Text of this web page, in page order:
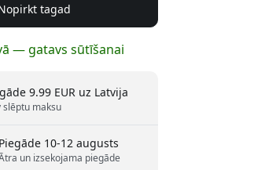
tagad
— gatavs sūtīšanai
9.99 EUR uz Latvija
slēptu maksu
Piegāde 10-12 augusts
un izsekojama piegāde